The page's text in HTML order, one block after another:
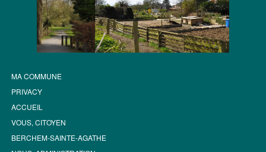
MA COMMUNE
PRIVACY
ACCUEIL
VOUS, CITOYEN
BERCHEM-SAINTE-AGATHE